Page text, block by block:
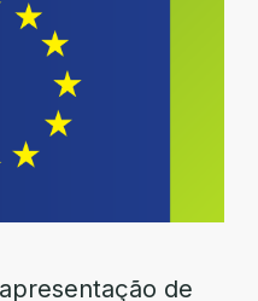
de